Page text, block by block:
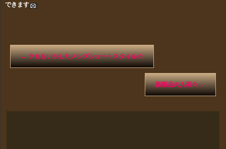
できます
←クセをいかしたメンズショートスタイル☆
新製品の入荷☆→